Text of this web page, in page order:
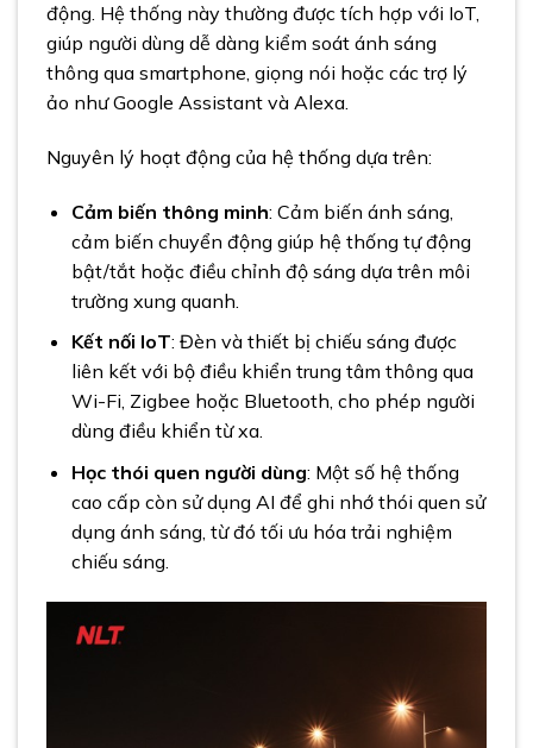
động. Hệ thống này thường được tích hợp với IoT,
giúp người dùng dễ dàng kiểm soát ánh sáng
thông qua smartphone, giọng nói hoặc các trợ lý
ảo như Google Assistant và Alexa.
Nguyên lý hoạt động của hệ thống dựa trên:
Cảm biến thông minh: Cảm biến ánh sáng,
cảm biến chuyển động giúp hệ thống tự động
bật/tắt hoặc điều chỉnh độ sáng dựa trên môi
trường xung quanh.
Kết nối IoT: Đèn và thiết bị chiếu sáng được
liên kết với bộ điều khiển trung tâm thông qua
Wi-Fi, Zigbee hoặc Bluetooth, cho phép người
dùng điều khiển từ xa.
Học thói quen người dùng: Một số hệ thống
cao cấp còn sử dụng AI để ghi nhớ thói quen sử
dụng ánh sáng, từ đó tối ưu hóa trải nghiệm
chiếu sáng.